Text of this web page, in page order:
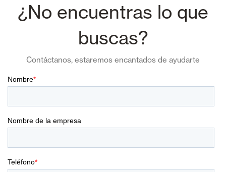
¿No encuentras lo que
buscas?
Contáctanos, estaremos encantados de ayudarte